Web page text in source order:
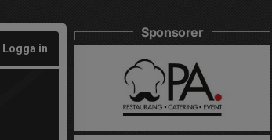
Logga in
Sponsorer